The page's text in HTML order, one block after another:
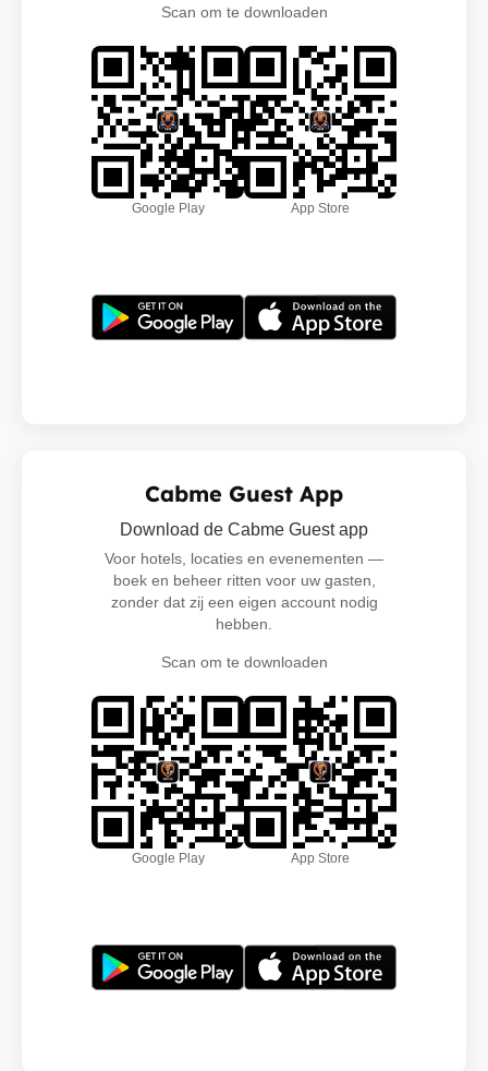
Scan om te downloaden
Google Play App Store
Cabme Guest App
Download de Cabme Guest app
Voor hotels, locaties en evenementen —
boek en beheer ritten voor uw gasten,
zonder dat zij een eigen account nodig
hebben.
Scan om te downloaden
Google Play App Store